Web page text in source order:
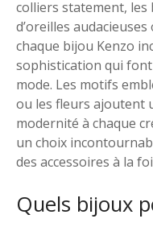
colliers statement, les
d’oreilles
chaque bijou Kenzo
sophistication qui
mode. Les motifs
ou les fleurs ajoutent
modernité à chaque
un choix
des accessoires à la
Quels bijoux